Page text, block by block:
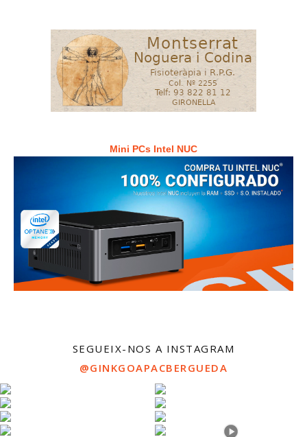
Mini PCs Intel NUC
SEGUEIX-NOS A INSTAGRAM
@GINKGOAPACBERGUEDA